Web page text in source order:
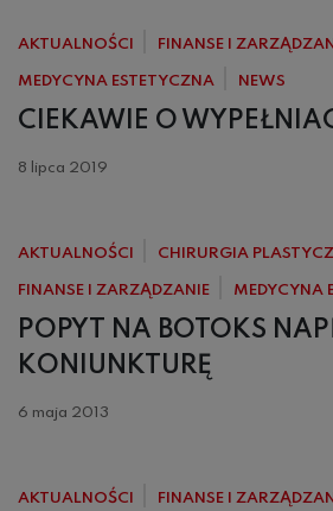
AKTUALNOŚCI FINANSE I
MEDYCYNA ESTETYCZNA NEWS
CIEKAWIE O
8 lipca 2019
AKTUALNOŚCI CHIRURGIA
FINANSE I ZARZĄDZANIE MEDYCYNA
POPYT NA BOTOKS
KONIUNKTURĘ
6 maja 2013
AKTUALNOŚCI FINANSE I